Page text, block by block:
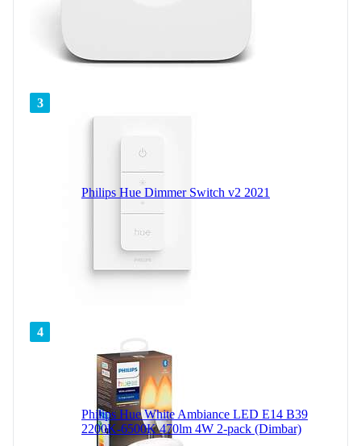
3
Philips Hue Dimmer Switch v2 2021
4
Philips Hue White Ambiance LED E14 B39
2200K-6500K 470lm 4W 2-pack (Dimbar)